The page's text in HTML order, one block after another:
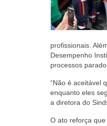
profissionais.
Desempenho
processos
“Não é aceitável
enquanto eles
a diretora do
O ato reforça